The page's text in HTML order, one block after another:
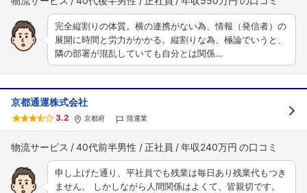
完全縦割りの体質。横の連携がない為、情報（発信者）の
展開に時間と労力がかかる。縦割りな為、極論でいうと、
隣の部署が混乱していても自分とは関係…
京都通運株式会社
3.2 京都府 陸運業
物流サービス 40代前半男性 正社員 年収240万円
申し上げた通り、平社員でも残業は毎日あり残業代もつき
ません。 しかしながら人間関係はよくて、皆親切です。